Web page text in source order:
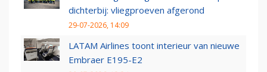
dichterbij: vliegproeven afgerond
29-07-2026, 14:09
LATAM Airlines toont interieur van nieuwe
Embraer E195-E2